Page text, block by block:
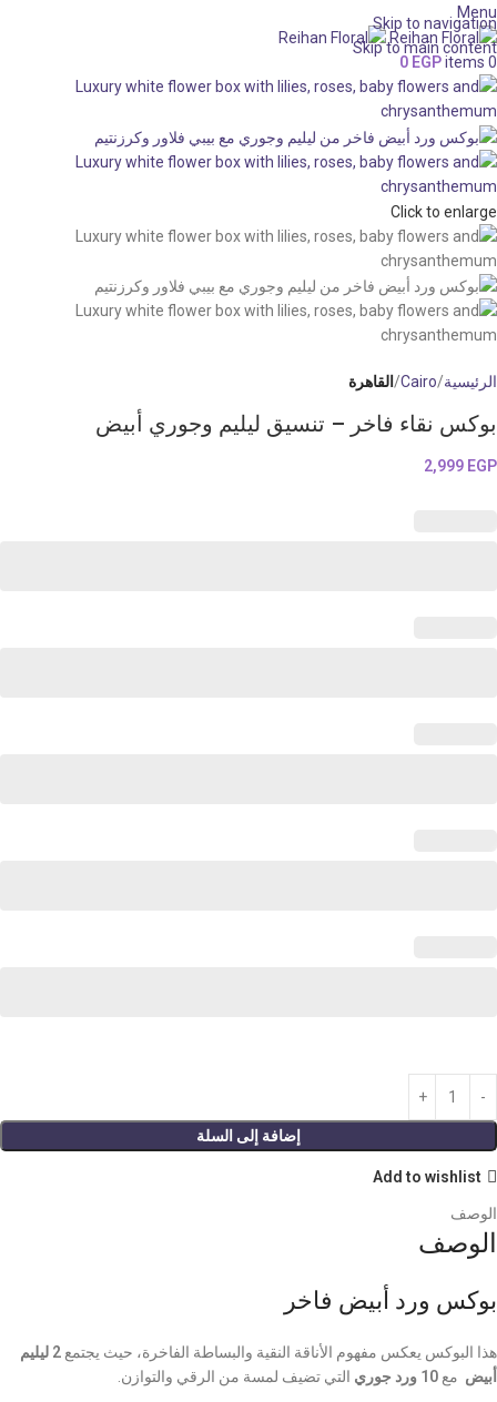
Skip to navigation
Skip to main content
Menu
0
items
0 EGP
Click to enlarge
الرئيسية Cairo القاهرة
بوكس نقاء فاخر – تنسيق ليليم وجوري أبيض
2,999 EGP
إضافة إلى السلة
Add to wishlist
الوصف
الوصف
بوكس ورد أبيض فاخر
هذا البوكس يعكس مفهوم الأناقة النقية والبساطة الفاخرة، حيث يجتمع
2 ليليم
أبيض مع 10 ورد جوري التي تضيف لمسة من الرقي والتوازن.